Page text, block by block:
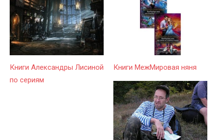
Книги Александры Лисиной
по сериям
Книги МежМировая няня